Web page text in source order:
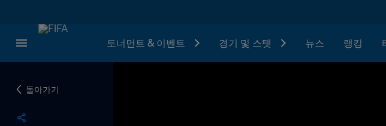
토너먼트 & 이벤트 경기 및 스텟 뉴스 랭킹
돌아가기